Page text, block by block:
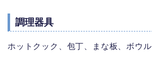
調理器具
ホットクック、包丁、まな板、ボウル